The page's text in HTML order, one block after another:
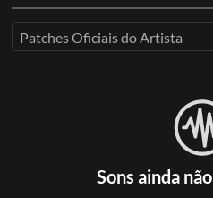
Patches Oficiais do Artista
Sons ainda